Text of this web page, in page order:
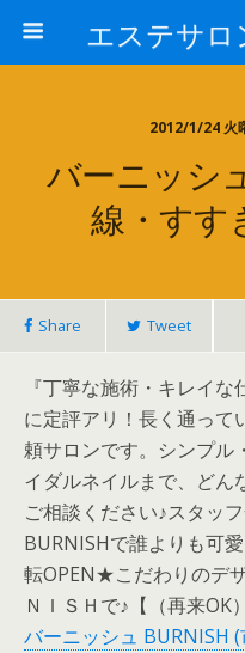
2012/1/24 火
バーニッシュ
線・すす
Share Tweet
『丁寧な施術・キレイな
に定評アリ！長く通って
頼サロンです。シンプル
イダルネイルまで、どん
ご相談ください♪スタッ
BURNISHで誰よりも可
転OPEN★こだわりのデ
ＮＩＳＨで♪【（再来OK
バーニッシュ BURNISH